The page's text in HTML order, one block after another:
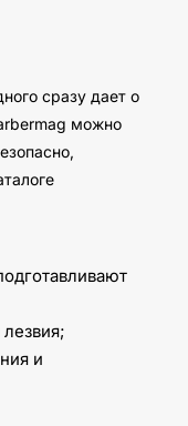
сразу дает о
можно
и